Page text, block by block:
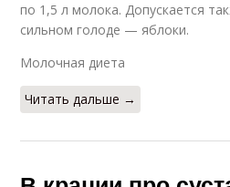
по 1,5 л молока. Допускается
сильном голоде — яблоки.
Молочная диета
Читать дальше →